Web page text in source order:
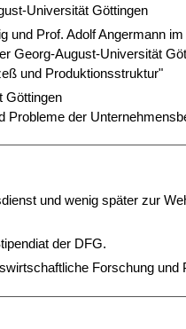
Universität Göttingen
und Prof. Adolf Angermann
Georg-August-Universität
und Produktionsstruktur"
Göttingen
Probleme der
und wenig später zur
der DFG.
Forschung und